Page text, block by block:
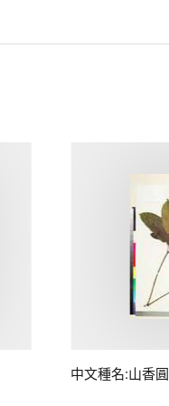
中文種名:山香圓